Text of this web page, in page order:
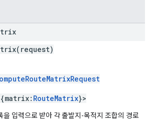
RouteMatrix}>
을 입력으로 받아 각 출발지-목적지 조합의 경로